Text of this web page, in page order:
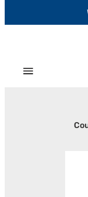
Zum Hauptinhalt